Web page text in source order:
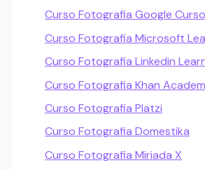
Curso Fotografia Google
Curso Fotografia Microsoft
Curso Fotografia Linkedin
Curso Fotografia Khan
Curso Fotografia Platzi
Curso Fotografia Domestika
Curso Fotografia Miriada X